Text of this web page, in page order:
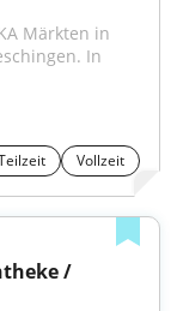
In
Vollzeit
/